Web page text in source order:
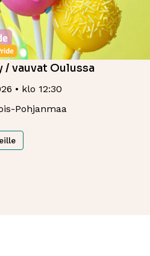
vauvat Oulussa
• klo 12:30
Pohjanmaa